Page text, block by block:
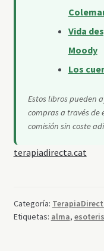
Vida
Moody
Los
Estos libros pueden
compras a través de
comisión sin coste
terapiadirecta.cat
Categoría:
Etiquetas: alma,